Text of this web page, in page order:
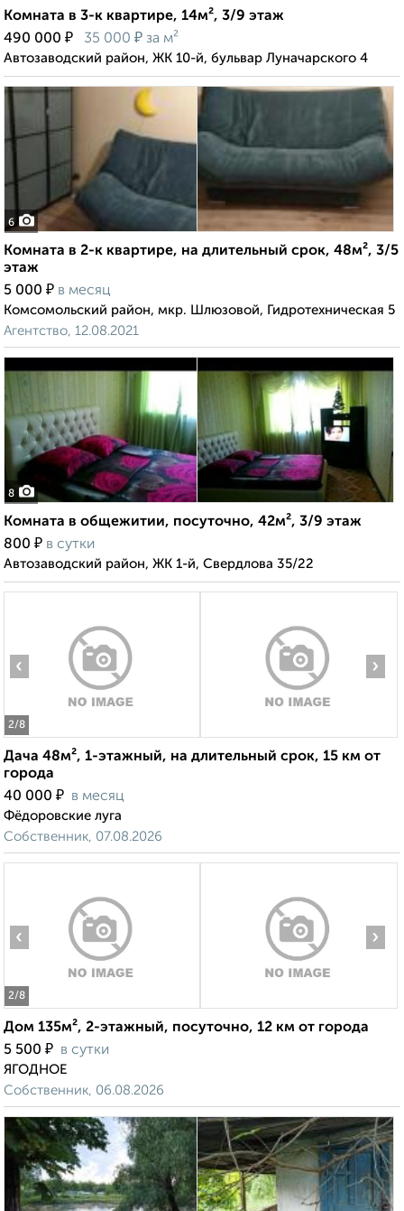
Комната в 3-к квартире, 14м², 3/9 этаж
490 000 ₽ 35 000 ₽ за м²
Автозаводский район, ЖК 10-й, бульвар Луначарского 4
6
Комната в 2-к квартире, на длительный срок, 48м², 3/5
этаж
5 000 ₽ в месяц
Комсомольский район, мкр. Шлюзовой, Гидротехническая 5
Агентство, 12.08.2021
8
Комната в общежитии, посуточно, 42м², 3/9 этаж
800 ₽ в сутки
Автозаводский район, ЖК 1-й, Свердлова 35/22
2/8
‹ ›
Дача 48м², 1-этажный, на длительный срок, 15 км от
города
40 000 ₽ в месяц
Фёдоровские луга
Собственник, 07.08.2026
2/8
‹ ›
Дом 135м², 2-этажный, посуточно, 12 км от города
5 500 ₽ в сутки
ЯГОДНОЕ
Собственник, 06.08.2026